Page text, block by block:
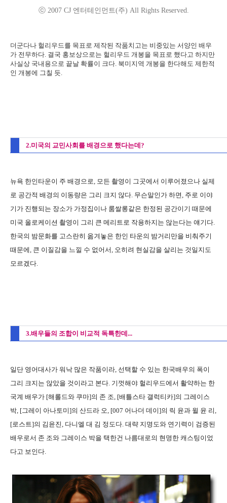
ⓒ 2007 CJ 엔터테인먼트(주) All Rights Reserved.
더군다나 헐리우드를 목표로 제작된 작품치고는 비중있는 서양인 배우
가 전무하다. 결국 홍보상으로는 헐리우드 개봉을 목표로 했다고 하지만
사실상 국내용으로 끝날 확률이 크다. 북미지역 개봉을 한다해도 제한적
인 개봉에 그칠 듯.
2.미국의 교민사회를 배경으로 했다는데?
뉴욕 한인타운이 주 배경으로, 모든 촬영이 그곳에서 이루어졌으나 실제
로 공간적 배경의 이동량은 그리 크지 않다. 무슨말인가 하면, 주로 이야
기가 진행되는 장소가 가정집이나 룸쌀롱같은 한정된 공간이기 때문에
미국 올로케이션 촬영이 그리 큰 메리트로 작용하지는 않는다는 얘기다.
한국의 밤문화를 고스란히 옮겨놓은 한인 타운의 밤거리만을 비춰주기
때문에, 큰 이질감을 느낄 수 없어서, 오히려 현실감을 살리는 것일지도
모르겠다.
3.배우들의 조합이 비교적 독특한데...
일단 영어대사가 워낙 많은 작품이라, 선택할 수 있는 한국배우의 폭이
그리 크지는 않았을 것이라고 본다. 기껏해야 헐리우드에서 활약하는 한
국계 배우가 [해롤드와 쿠마]의 존 조, [배틀스타 갤럭티카]의 그레이스
박, [그레이 아나토미]의 산드라 오, [007 어나더 데이]의 릭 윤과 윌 윤 리,
[로스트]의 김윤진, 다니엘 대 김 정도다. 대략 지명도와 연기력이 검증된
배우로서 존 조와 그레이스 박을 택한건 나름대로의 현명한 캐스팅이었
다고 보인다.